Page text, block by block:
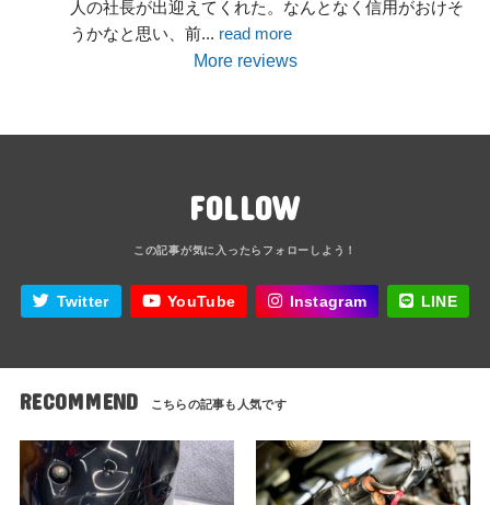
人の社長が出迎えてくれた。なんとなく信用がおけそ
うかなと思い、前... read more
More reviews
FOLLOW
Twitter YouTube Instagram LINE
RECOMMEND